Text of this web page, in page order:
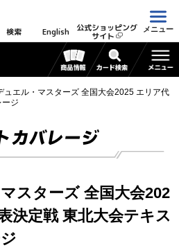
検索 English 公式ショッピング
サイト
メニュー
ュエル・マスターズ 全国大会2025 エリア代
ジ
カバレージ
スターズ 全国大会202
決定戦 東北大会テキス